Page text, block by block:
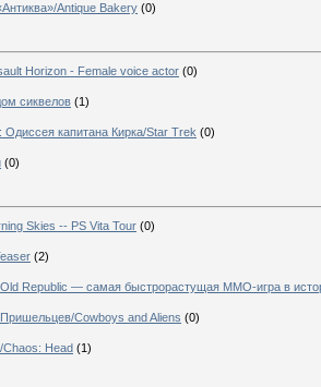
Antique Bakery (0)
Horizon - Female voice actor (0)
сиквелов (1)
Одиссея капитана Кирка/Star Trek (0)
(0)
Skies -- PS Vita Tour (0)
(2)
Republic — самая быстрорастущая ММО-игра в
Пришельцев/Cowboys and Aliens (0)
Head (1)